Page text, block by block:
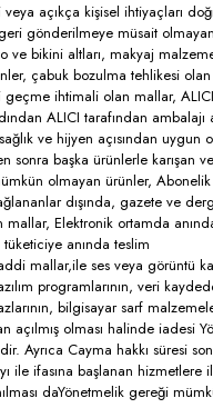
veya açıkça kişisel ihtiyaçları
gönderilmeye müsait
ve bikini altları, makyaj
çabuk bozulma tehlikesi
ihtimali olan mallar,
ALICI tarafından ambalajı
ve hijyen açısından uygun
sonra başka ürünlerle karışan
olmayan ürünler,
dışında, gazete ve
mallar, Elektronik ortamda
anında teslim
mallar,ile ses veya görüntü
programlarının, veri
bilgisayar sarf
açılmış olması halinde iadesi
Ayrıca Cayma hakkı süresi
ile ifasına başlanan hizmetlere
daYönetmelik gereği